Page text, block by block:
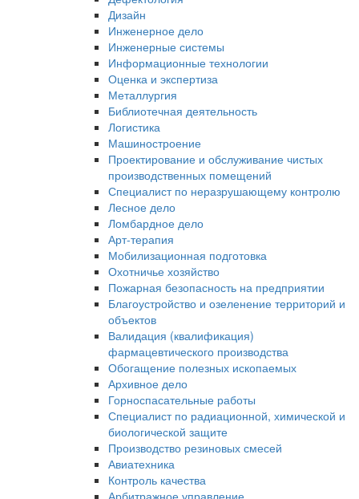
Дизайн
Инженерное дело
Инженерные системы
Информационные технологии
Оценка и экспертиза
Металлургия
Библиотечная деятельность
Логистика
Машиностроение
Проектирование и обслуживание чистых
производственных помещений
Специалист по неразрушающему контролю
Лесное дело
Ломбардное дело
Арт-терапия
Мобилизационная подготовка
Охотничье хозяйство
Пожарная безопасность на предприятии
Благоустройство и озеленение территорий и
объектов
Валидация (квалификация)
фармацевтического производства
Обогащение полезных ископаемых
Архивное дело
Горноспасательные работы
Специалист по радиационной, химической и
биологической защите
Производство резиновых смесей
Авиатехника
Контроль качества
Арбитражное управление